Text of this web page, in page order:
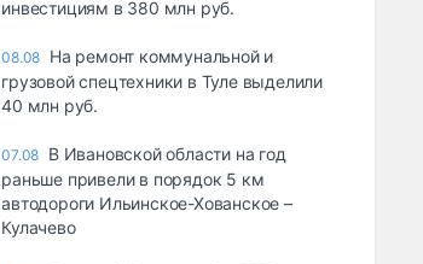
инвестициям в 380 млн руб.
08.08 На ремонт коммунальной и
грузовой спецтехники в Туле выделили
40 млн руб.
07.08 В Ивановской области на год
раньше привели в порядок 5 км
автодороги Ильинское-Хованское –
Кулачево